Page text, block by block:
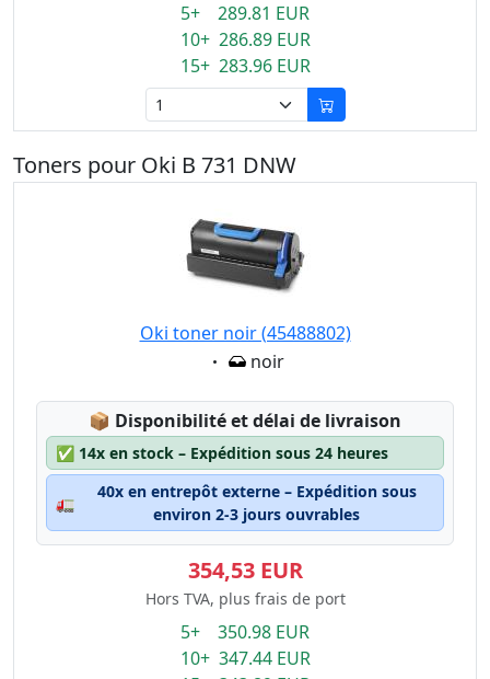
5+ 289.81 EUR
10+ 286.89 EUR
15+ 283.96 EUR
Toners pour Oki B 731 DNW
Oki toner noir (45488802)
Eigenschaft:
noir
📦 Lagerstatus:
Disponibilité et délai de livraison
✅ 14x en stock – Expédition sous 24 heures
🚛
40x en entrepôt externe – Expédition sous
environ 2-3 jours ouvrables
354,53 EUR
Hors TVA, plus frais de port
5+ 350.98 EUR
10+ 347.44 EUR